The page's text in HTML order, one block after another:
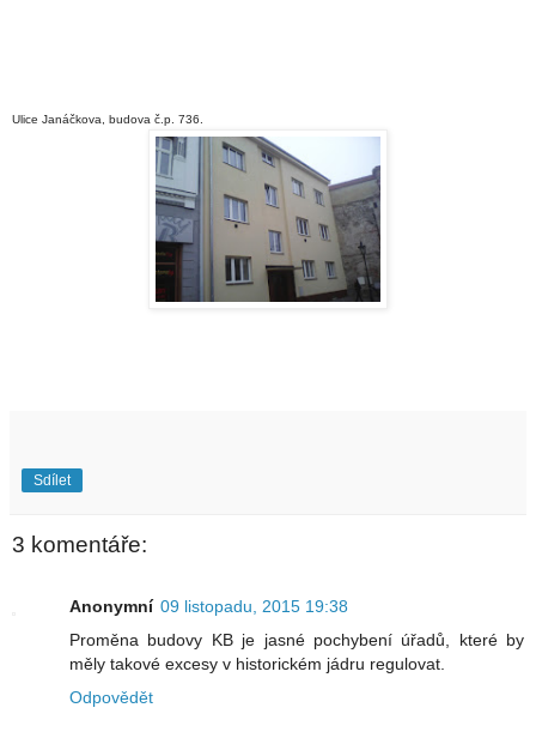
Ulice Janáčkova, budova č.p. 736.
Sdílet
3 komentáře:
Anonymní 09 listopadu, 2015 19:38
Proměna budovy KB je jasné pochybení úřadů, které by
měly takové excesy v historickém jádru regulovat.
Odpovědět